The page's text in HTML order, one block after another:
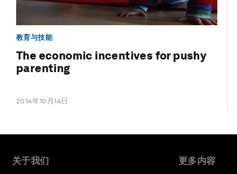
教育与技能
The economic incentives for pushy
parenting
2014年10月14日
关于我们 更多内容